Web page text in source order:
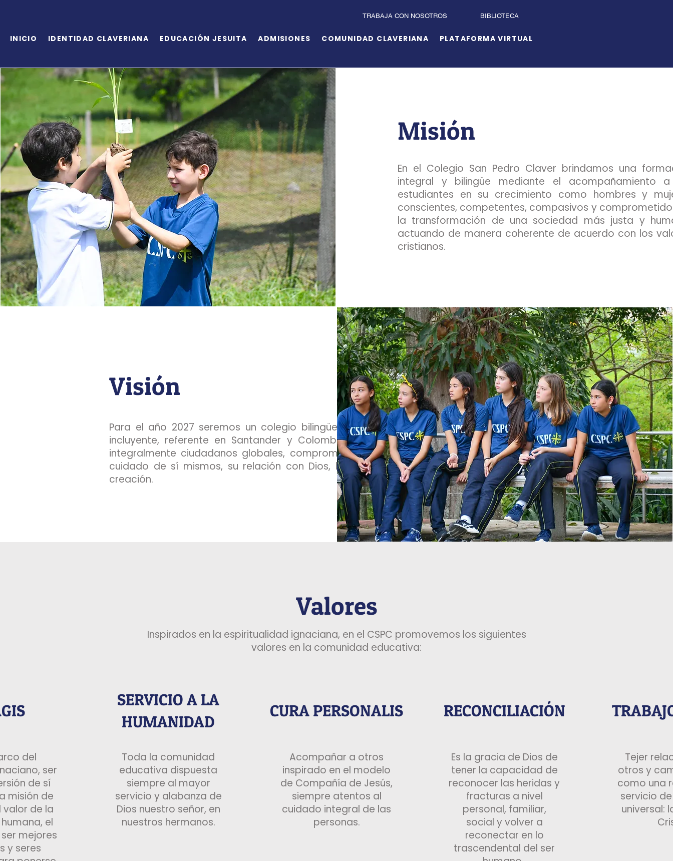
TRABAJA CON NOSOTROS BIBLIOTECA
INICIO IDENTIDAD CLAVERIANA EDUCACIÓN JESUITA ADMISIONES COMUNIDAD CLAVERIANA PLATAFORMA VIRTUAL
Misión
En el Colegio San Pedro Claver brindamos una
integral y bilingüe mediante el acompañamiento
estudiantes en su crecimiento como hombres y
conscientes, competentes, compasivos y
la transformación de una sociedad más justa y
actuando de manera coherente de acuerdo con los
cristianos.
Visión
Para el año 2027 seremos un colegio bilingüe, innovador e
incluyente, referente en Santander y Colombia que forme
integralmente ciudadanos globales, comprometidos con el
cuidado de sí mismos, su relación con Dios, los otros y la
creación.
Valores
Inspirados en la espiritualidad ignaciana, en el CSPC promovemos los siguientes
valores en la comunidad educativa:
del
ser
de sí
misión de
valor de la
el
mejores
y seres
SERVICIO A LA
HUMANIDAD
Toda la comunidad
educativa dispuesta
siempre al mayor
servicio y alabanza de
Dios nuestro señor, en
nuestros hermanos.
CURA PERSONALIS
Acompañar a otros
inspirado en el modelo
de Compañía de Jesús,
siempre atentos al
cuidado integral de las
personas.
RECONCILIACIÓN
Es la gracia de Dios de
tener la capacidad de
reconocer las heridas y
fracturas a nivel
personal, familiar,
social y volver a
reconectar en lo
trascendental del ser
Tejer
otros y
como una
servicio
universal: